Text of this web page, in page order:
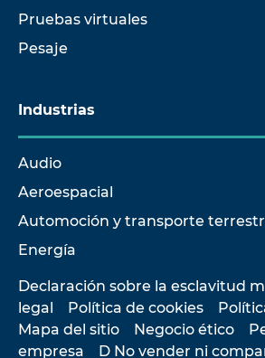
Pruebas virtuales
Pesaje
Industrias
Audio
Aeroespacial
Automoción y transporte
Energía
Declaración sobre la esclavitud
legal
Política de cookies
Mapa del sitio
Negocio ético
empresa
D No vender ni